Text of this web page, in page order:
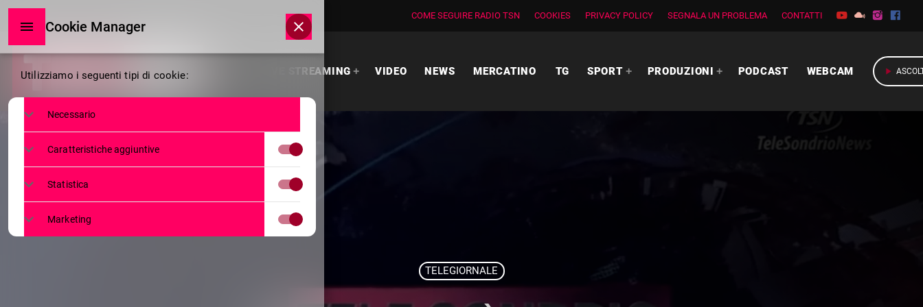
COME SEGUIRE RADIO TSN COOKIES PRIVACY POLICY SEGNALA UN PROBLEMA CONTATTI
LIVE STREAMING VIDEO NEWS MERCATINO TG SPORT PRODUZIONI PODCAST WEBCAM play_arrow
TELEGIORNALE
Cookie Manager
Cookie
Manager
Utilizziamo i seguenti tipi di cookie:
Necessario
Caratteristiche aggiuntive
Statistica
Marketing